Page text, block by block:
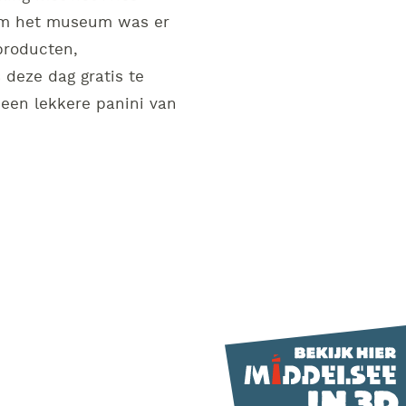
het museum was er
dag gratis te
lekkere panini van